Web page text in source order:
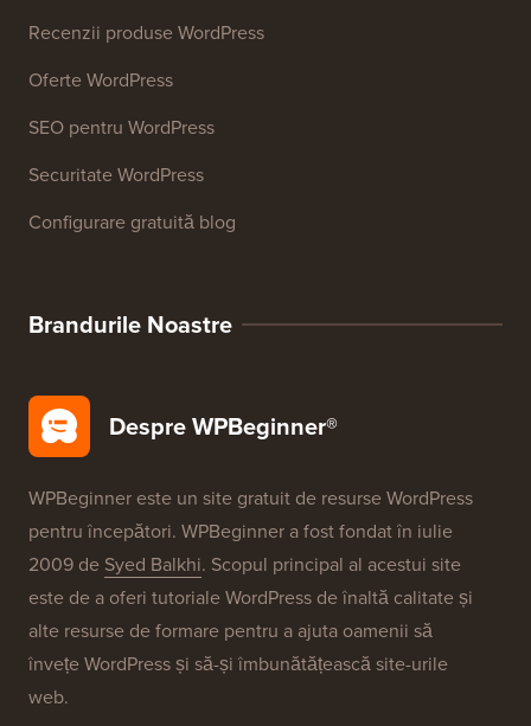
Recenzii produse WordPress
Oferte WordPress
SEO pentru WordPress
Securitate WordPress
Configurare gratuită blog
Brandurile Noastre
Despre WPBeginner®
WPBeginner este un site gratuit de resurse WordPress
pentru începători. WPBeginner a fost fondat în iulie
2009 de Syed Balkhi. Scopul principal al acestui site
este de a oferi tutoriale WordPress de înaltă calitate și
alte resurse de formare pentru a ajuta oamenii să
învețe WordPress și să-și îmbunătățească site-urile
web.